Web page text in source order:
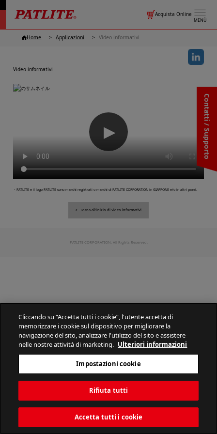
MENÙ
Acquista Online
Contatti / Supporto
Home Applicazioni Video informativi
Video informativi
▶
・PATLITE e il logo PATLITE sono marchi registrati o marchi di PATLITE CORPORATION in GIAPPONE e/o in altri paesi.
Torna all'inizio di Video informativi
PATLITE CORPORATION. All Rights Reserved.
Cliccando su “Accetta tutti i cookie”, l'utente accetta di
memorizzare i cookie sul dispositivo per migliorare la
navigazione del sito, analizzare l'utilizzo del sito e assistere
nelle nostre attività di marketing. Ulteriori informazioni
Impostazioni cookie
Rifiuta tutti
Accetta tutti i cookie